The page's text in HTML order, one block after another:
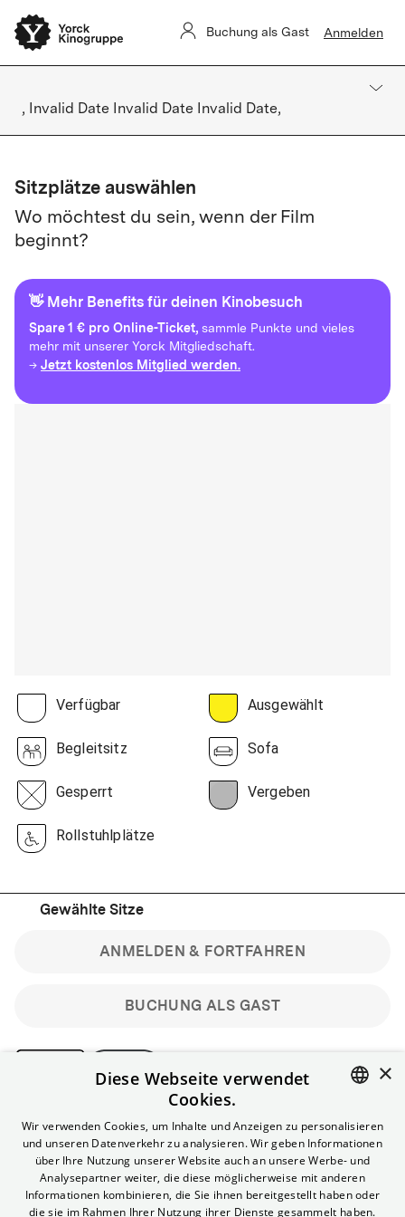
Buchung als Gast Anmelden
, Invalid Date Invalid Date Invalid Date,
Sitzplätze auswählen
Wo möchtest du sein, wenn der Film
beginnt?
👋 Mehr Benefits für deinen Kinobesuch
Spare1 € pro Online-Ticket, sammle Punkte und vieles
mehr mit unserer Yorck Mitgliedschaft.
→ Jetzt kostenlos Mitglied werden.
Verfügbar Ausgewählt
Begleitsitz Sofa
Gesperrt Vergeben
Rollstuhlplätze
Gewählte Sitze
BUCHUNG ALS GAST
ANMELDEN & FORTFAHREN
Bitte beachte: Gastbuchungen sind nicht stornierbar.
Registriere dich kostenlos für bis zu 90 min vor Filmbeginn
stornierbare Tickets für reguläre Vorstellungen.
Unlimited-Mitglied? Melde dich an, um deine Benefits
nutzen zu können.
ENGLISH
×
Diese Webseite verwendet
Cookies.
Wir verwenden Cookies, um Inhalte und Anzeigen zu personalisieren
und unseren Datenverkehr zu analysieren. Wir geben Informationen
über Ihre Nutzung unserer Website auch an unsere Werbe- und
Analysepartner weiter, die diese möglicherweise mit anderen
Informationen kombinieren, die Sie ihnen bereitgestellt haben oder
die sie im Rahmen Ihrer Nutzung ihrer Dienste gesammelt haben.